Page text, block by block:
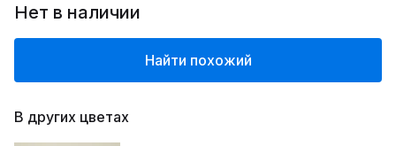
Нет в наличии
Найти похожий
В других цветах